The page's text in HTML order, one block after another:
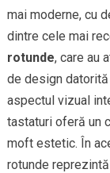
mai moderne, cu
dintre cele mai
rotunde, care au
de design
aspectul vizual
tastaturi oferă un
moft estetic. În
rotunde